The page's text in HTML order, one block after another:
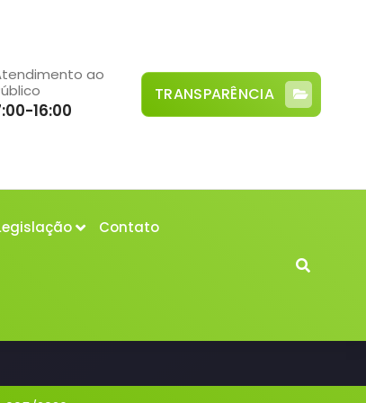
ao
16:00
TRANSPARÊNCIA
Contato